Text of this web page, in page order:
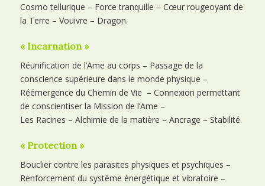
Cosmo tellurique – Force tranquille – Cœur rougeoyant de
la Terre – Vouivre – Dragon.
« Incarnation »
Réunification de l’Ame au corps – Passage de la
conscience supérieure dans le monde physique –
Réémergence du Chemin de Vie – Connexion permettant
de conscientiser la Mission de l’Ame –
Les Racines – Alchimie de la matière – Ancrage – Stabilité.
« Protection »
Bouclier contre les parasites physiques et psychiques –
Renforcement du système énergétique et vibratoire –